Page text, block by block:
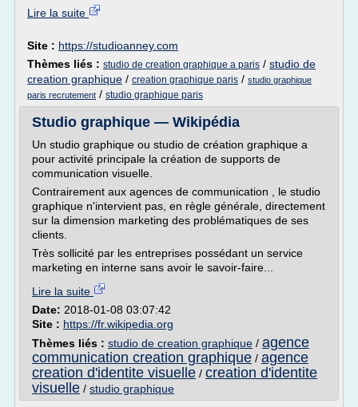
Lire la suite
Site : https://studioanney.com
Thèmes liés : studio de creation graphique a paris / studio de
creation graphique / creation graphique paris / studio graphique
paris recrutement / studio graphique paris
Studio graphique — Wikipédia
Un studio graphique ou studio de création graphique a
pour activité principale la création de supports de
communication visuelle.
Contrairement aux agences de communication , le studio
graphique n'intervient pas, en règle générale, directement
sur la dimension marketing des problématiques de ses
clients.
Très sollicité par les entreprises possédant un service
marketing en interne sans avoir le savoir-faire...
Lire la suite
Date: 2018-01-08 03:07:42
Site : https://fr.wikipedia.org
Thèmes liés : studio de creation graphique / agence
communication creation graphique / agence
creation d'identite visuelle / creation d'identite
visuelle / studio graphique